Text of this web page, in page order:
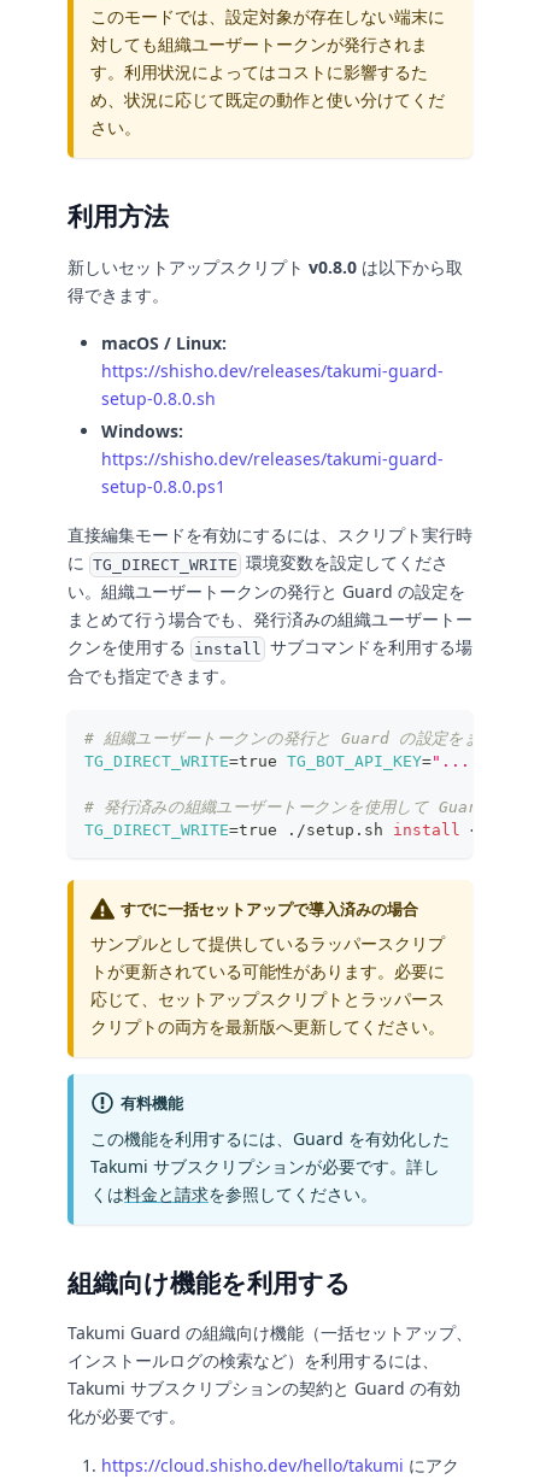
このモードでは、設定対象が存在しない端末に
対しても組織ユーザートークンが発行されま
す。利用状況によってはコストに影響するた
め、状況に応じて既定の動作と使い分けてくだ
さい。
利用方法
新しいセットアップスクリプト v0.8.0 は以下から取
得できます。
macOS / Linux:
https://shisho.dev/releases/takumi-guard-
setup-0.8.0.sh
Windows:
https://shisho.dev/releases/takumi-guard-
setup-0.8.0.ps1
直接編集モードを有効にするには、スクリプト実行時
に TG_DIRECT_WRITE 環境変数を設定してくださ
い。組織ユーザートークンの発行と Guard の設定を
まとめて行う場合でも、発行済みの組織ユーザートー
クンを使用する
install サブコマンドを利用する場
合でも指定できます。
# 組織ユーザートークンの発行と Guard の設定をまとめて
TG_DIRECT_WRITE=true TG_BOT_API_KEY="..."
# 発行済みの組織ユーザートークンを使用して Guard の設
TG_DIRECT_WRITE=true ./setup.sh install <
すでに一括セットアップで導入済みの場合
サンプルとして提供しているラッパースクリプ
トが更新されている可能性があります。必要に
応じて、セットアップスクリプトとラッパース
クリプトの両方を最新版へ更新してください。
有料機能
この機能を利用するには、Guard を有効化した
Takumi サブスクリプションが必要です。詳し
くは料金と請求を参照してください。
組織向け機能を利用する
Takumi Guard の組織向け機能（一括セットアップ、
インストールログの検索など）を利用するには、
Takumi サブスクリプションの契約と Guard の有効
化が必要です。
https://cloud.shisho.dev/hello/takumi にアク